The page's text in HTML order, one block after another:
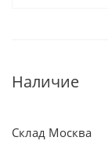
Наличие
Склад Москва